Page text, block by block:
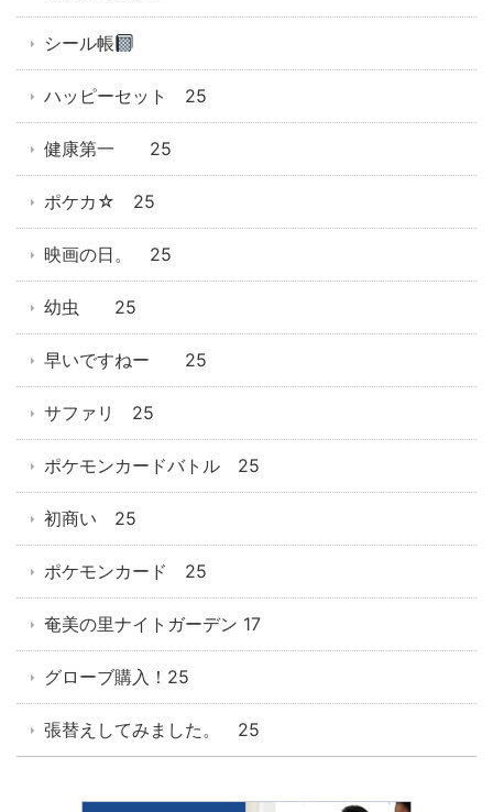
シール帳
ハッピーセット 25
健康第一 25
ポケカ☆ 25
映画の日。 25
幼虫 25
早いですねー 25
サファリ 25
ポケモンカードバトル 25
初商い 25
ポケモンカード 25
奄美の里ナイトガーデン 17
グローブ購入！25
張替えしてみました。 25